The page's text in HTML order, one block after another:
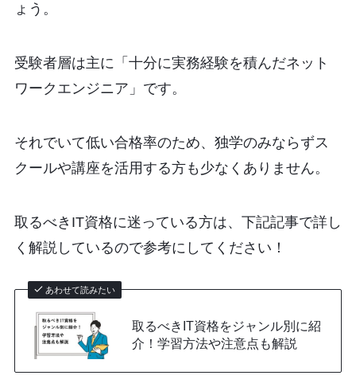
ょう。
受験者層は主に「十分に実務経験を積んだネット
ワークエンジニア」です。
それでいて低い合格率のため、独学のみならずス
クールや講座を活用する方も少なくありません。
取るべきIT資格に迷っている方は、下記記事で詳し
く解説しているので参考にしてください！
あわせて読みたい
取るべきIT資格をジャンル別に紹
介！学習方法や注意点も解説